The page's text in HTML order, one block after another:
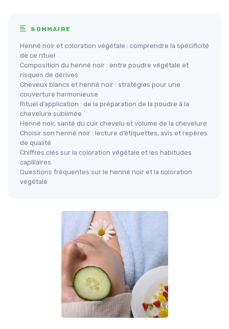
SOMMAIRE
Henné noir et coloration végétale : comprendre la spécificité
de ce rituel
Composition du henné noir : entre poudre végétale et
risques de dérives
Cheveux blancs et henné noir : stratégies pour une
couverture harmonieuse
Rituel d’application : de la préparation de la poudre à la
chevelure sublimée
Henné noir, santé du cuir chevelu et volume de la chevelure
Choisir son henné noir : lecture d’étiquettes, avis et repères
de qualité
Chiffres clés sur la coloration végétale et les habitudes
capillaires
Questions fréquentes sur le henné noir et la coloration
végétale